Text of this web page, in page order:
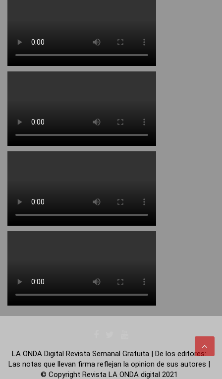
LA ONDA Digital Revista Semanal Gratuita | De los editores:
Las notas que llevan firma reflejan la opinion de sus autores |
© Copyright Revista LA ONDA digital 2021